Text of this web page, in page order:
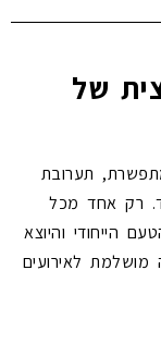
של
תערובת
רק אחד מכל
הייחודי והיוצא
לאירועים